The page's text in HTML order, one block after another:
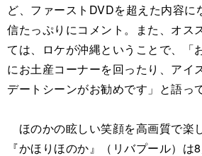
ど、ファーストDVDを超えた内容に
信たっぷりにコメント。また、オス
ては、ロケが沖縄ということで、「
にお土産コーナーを回ったり、アイ
デートシーンがお勧めです」と語っ
ほのかの眩しい笑顔を高画質で楽
『かほりほのか』（リバプール）は8